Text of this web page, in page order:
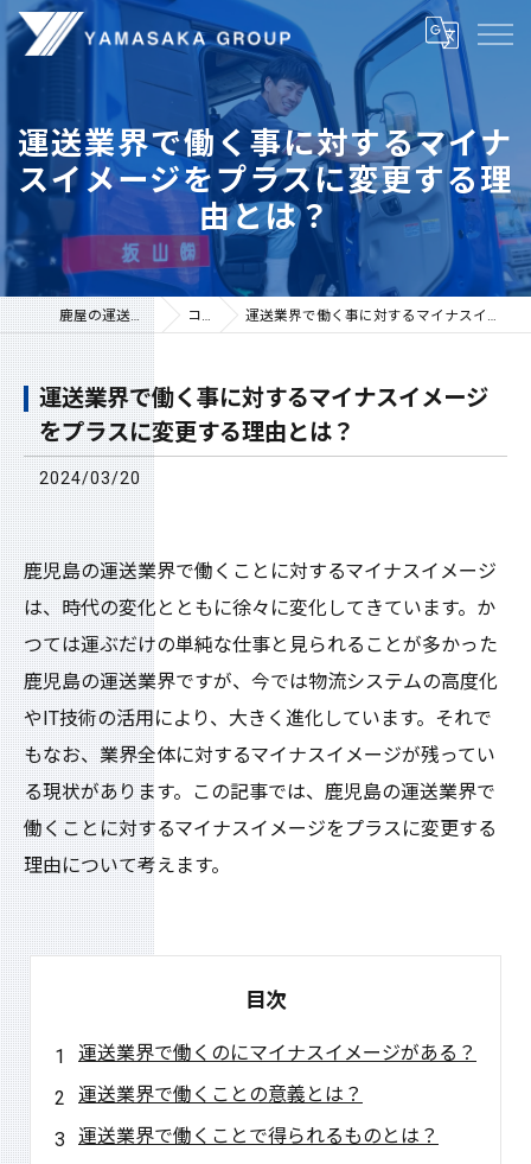
運送業界で働く事に対するマイナ
スイメージをプラスに変更する理
由とは？
鹿屋の運送は株式会社山坂 コラム 運送業界で働く事に対するマイナスイメージをプラスに変更する理由とは？
運送業界で働く事に対するマイナスイメージ
をプラスに変更する理由とは？
2024/03/20
鹿児島の運送業界で働くことに対するマイナスイメージ
は、時代の変化とともに徐々に変化してきています。か
つては運ぶだけの単純な仕事と見られることが多かった
鹿児島の運送業界ですが、今では物流システムの高度化
やIT技術の活用により、大きく進化しています。それで
もなお、業界全体に対するマイナスイメージが残ってい
る現状があります。この記事では、鹿児島の運送業界で
働くことに対するマイナスイメージをプラスに変更する
理由について考えます。
目次
運送業界で働くのにマイナスイメージがある？
運送業界で働くことの意義とは？
運送業界で働くことで得られるものとは？